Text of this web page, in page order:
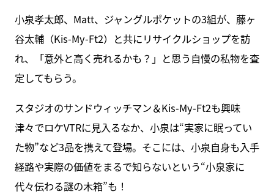
小泉孝太郎、Matt、ジャングルポケットの3組が、藤ヶ
谷太輔（Kis-My-Ft2）と共にリサイクルショップを訪
れ、「意外と高く売れるかも？」と思う自慢の私物を査
定してもらう。
スタジオのサンドウィッチマン＆Kis-My-Ft2も興味
津々でロケVTRに見入るなか、小泉は“実家に眠ってい
た物”など3品を携えて登場。そこには、小泉自身も入手
経路や実際の価値をまるで知らないという“小泉家に
代々伝わる謎の木箱”も！